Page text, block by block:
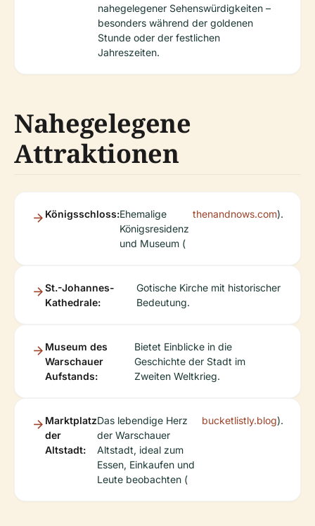
nahegelegener Sehenswürdigkeiten –
besonders während der goldenen
Stunde oder der festlichen
Jahreszeiten.
Nahegelegene
Attraktionen
Königsschloss:Ehemalige
Königsresidenz
und Museum (
thenandnows.com).
St.-Johannes-
Kathedrale:
Gotische Kirche mit historischer
Bedeutung.
Museum des
Warschauer
Aufstands:
Bietet Einblicke in die
Geschichte der Stadt im
Zweiten Weltkrieg.
Marktplatz
der
Altstadt:
Das lebendige Herz
der Warschauer
Altstadt, ideal zum
Essen, Einkaufen und
Leute beobachten (
bucketlistly.blog).